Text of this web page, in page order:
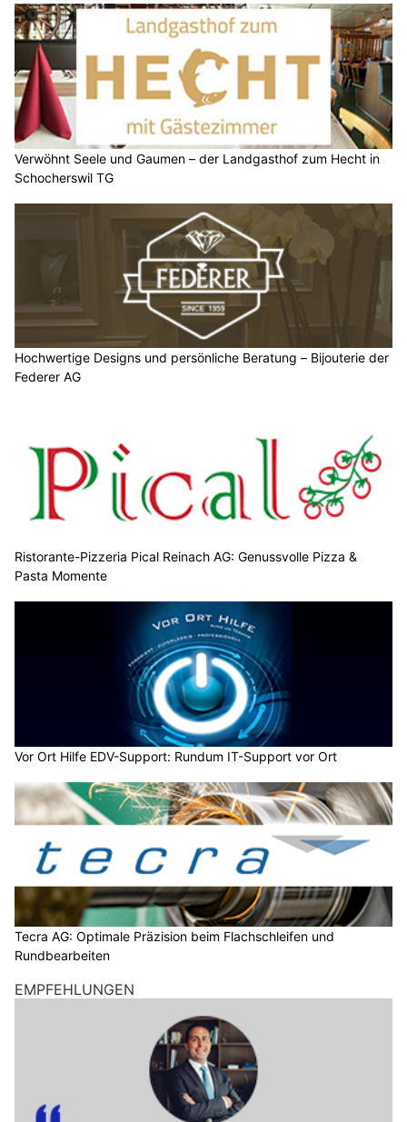
Verwöhnt Seele und Gaumen – der Landgasthof zum Hecht in
Schocherswil TG
Hochwertige Designs und persönliche Beratung – Bijouterie der
Federer AG
Ristorante-Pizzeria Pical Reinach AG: Genussvolle Pizza &
Pasta Momente
Vor Ort Hilfe EDV-Support: Rundum IT-Support vor Ort
Tecra AG: Optimale Präzision beim Flachschleifen und
Rundbearbeiten
EMPFEHLUNGEN